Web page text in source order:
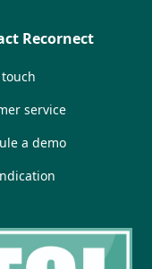
Recornect
service
a demo